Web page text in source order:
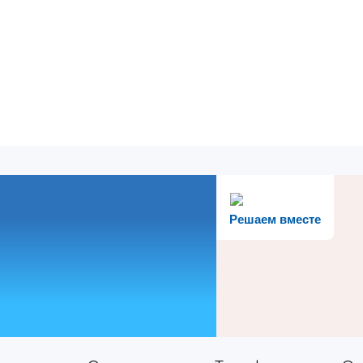
Решаем вместе